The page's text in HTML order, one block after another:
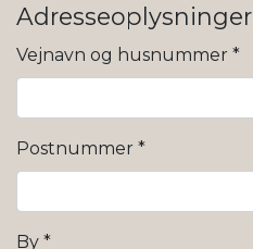
Adresseoplysninger
Vejnavn og husnummer *
Postnummer *
By *